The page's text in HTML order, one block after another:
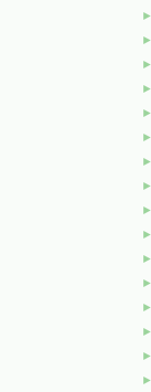
►
►
►
►
►
►
►
►
►
►
►
►
►
►
►
►